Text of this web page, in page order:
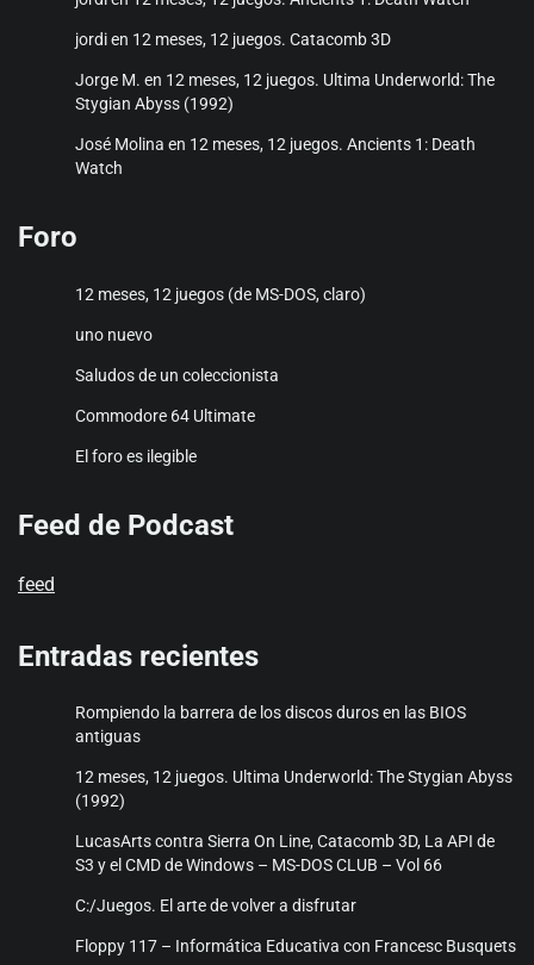
jordien 12 meses, 12 juegos. Catacomb 3D
Jorge M. en 12 meses, 12 juegos. Ultima Underworld: The
Stygian Abyss (1992)
José Molina en 12 meses, 12 juegos. Ancients 1: Death
Watch
Foro
12 meses, 12 juegos (de MS-DOS, claro)
uno nuevo
Saludos de un coleccionista
Commodore 64 Ultimate
El foro es ilegible
Feed de Podcast
feed
Entradas recientes
Rompiendo la barrera de los discos duros en las BIOS
antiguas
12 meses, 12 juegos. Ultima Underworld: The Stygian Abyss
(1992)
LucasArts contra Sierra On Line, Catacomb 3D, La API de
S3 y el CMD de Windows – MS-DOS CLUB – Vol 66
C:/Juegos. El arte de volver a disfrutar
Floppy 117 – Informática Educativa con Francesc Busquets